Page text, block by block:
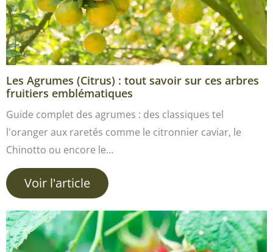
Les Agrumes (Citrus) : tout savoir sur ces arbres
fruitiers emblématiques
Guide complet des agrumes : des classiques tel
l'oranger aux raretés comme le citronnier caviar, le
Chinotto ou encore le…
Voir l'article